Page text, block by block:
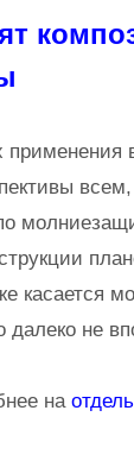
применения
касается
далеко не
на